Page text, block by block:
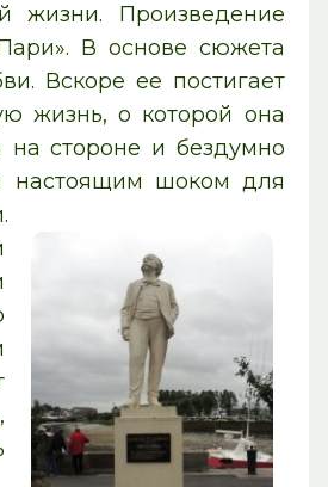
жизни. Произведение
В основе сюжета
Вскоре ее постигает
жизнь, о которой она
на стороне и бездумно
настоящим шоком для